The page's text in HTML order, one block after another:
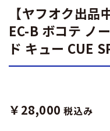
【ヤフオク出
EC-B ボコテ ノ
ド キュー CUE
￥28,000 税込み